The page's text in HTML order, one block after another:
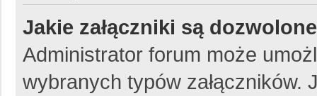
Jakie załączniki są
Administrator forum może
wybranych typów